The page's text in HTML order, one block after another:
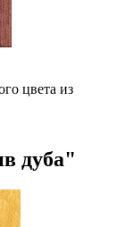
цвета из
дуба"